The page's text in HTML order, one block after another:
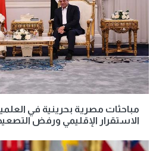
مباحثات مصرية بحرينية في
الاستقرار الإقليمي ورفض